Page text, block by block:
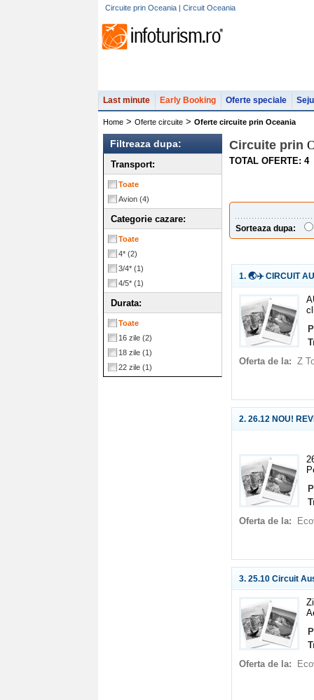
Circuite prin Oceania | Circuit Oceania
Last minute Early Booking Oferte speciale
Home > Oferte circuite > Oferte circuite prin Oceania
Filtreaza dupa:
Transport:
Toate
Avion (4)
Categorie cazare:
Toate
4* (2)
3/4* (1)
4/5* (1)
Durata:
Toate
16 zile (2)
18 zile (1)
22 zile (1)
Circuite prin
TOTAL OFERTE: 4
Sorteaza dupa:
1. 🌏✈️ CIRCUIT
Oferta de la: Z
2. 26.12 NOU!
Oferta de la:
3. 25.10 Circuit
Oferta de la: